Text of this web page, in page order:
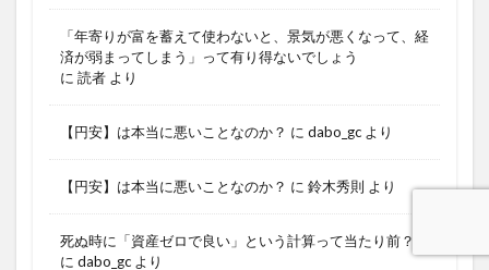
「年寄りが富を蓄えて使わないと、景気が悪くなって、経
済が弱まってしまう」って有り得ないでしょう
に 読者 より
【円安】は本当に悪いことなのか？ に dabo_gc より
【円安】は本当に悪いことなのか？ に 鈴木秀則 より
死ぬ時に「資産ゼロで良い」という計算って当たり前？
に dabo_gc より